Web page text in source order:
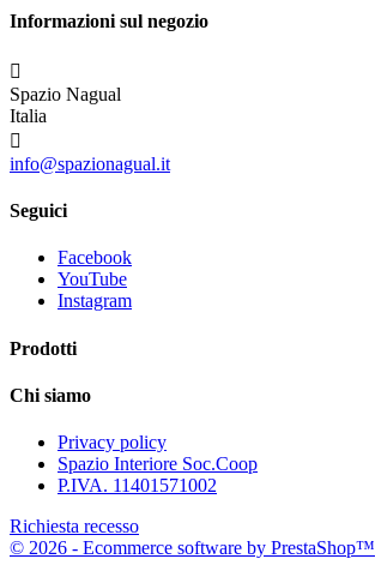
Informazioni sul negozio

Spazio Nagual
Italia

info@spazionagual.it
Seguici
Facebook
YouTube
Instagram
Prodotti
Chi siamo
Privacy policy
Spazio Interiore Soc.Coop
P.IVA. 11401571002
Richiesta recesso
© 2026 - Ecommerce software by PrestaShop™